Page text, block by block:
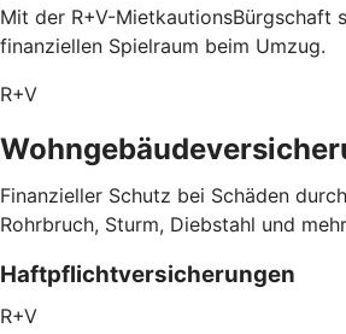
Mit der R+V-MietkautionsBürgschaft
finanziellen Spielraum beim Umzug.
R+V
Finanzieller Schutz bei Schäden
Rohrbruch, Sturm, Diebstahl und mehr
Haftpflichtversicherungen
R+V